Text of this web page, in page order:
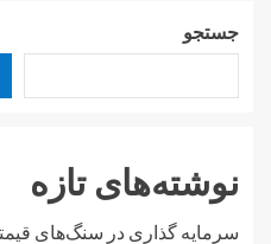
جستجو
نوشته‌های تازه
سرمایه گذاری در سنگ‌های